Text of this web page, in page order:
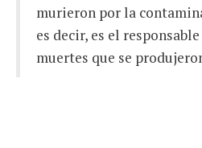
murieron por la
es decir, es el
muertes que se